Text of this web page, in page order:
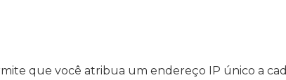
que você atribua um endereço IP único a